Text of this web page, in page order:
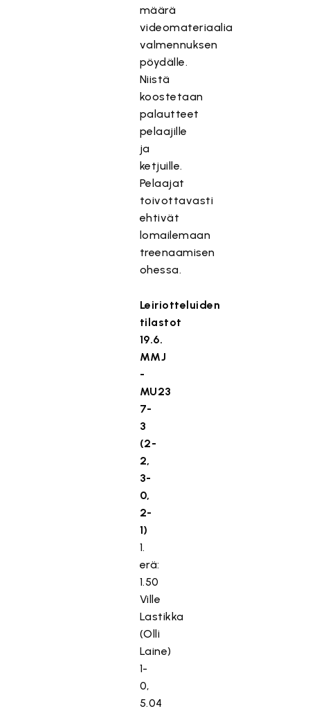
määrä
videomateriaalia
valmennuksen
pöydälle.
Niistä
koostetaan
palautteet
pelaajille
ja
ketjuille.
Pelaajat
toivottavasti
ehtivät
lomailemaan
treenaamisen
ohessa.
Leiriotteluiden
tilastot
19.6.
MMJ
-
MU23
7-
3
(2-
2,
3-
0,
2-
1)
1.
erä:
1.50
Ville
Lastikka
(Olli
Laine)
1-
0,
5.04